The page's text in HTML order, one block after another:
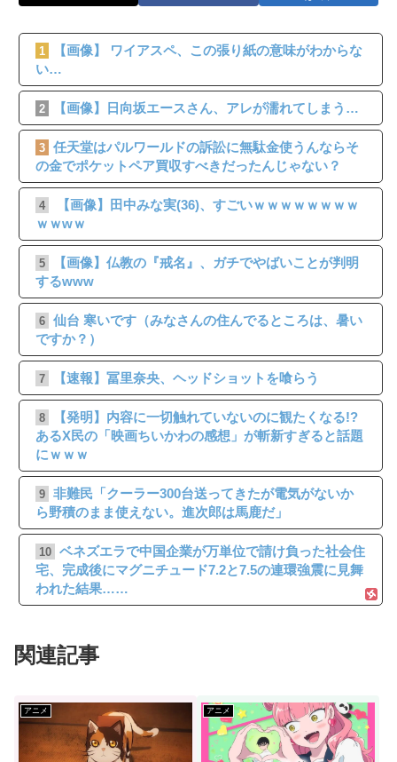
1
【画像】 ワイアスペ、この張り紙の意味がわからな
い…
2 【画像】日向坂エースさん、アレが濡れてしまう…
3 任天堂はパルワールドの訴訟に無駄金使うんならそ
の金でポケットペア買収すべきだったんじゃない？
4
【画像】田中みな実(36)、すごいｗｗｗｗｗｗｗｗ
ｗｗwｗ
5
【画像】仏教の『戒名』、ガチでやばいことが判明
するwww
6 仙台 寒いです（みなさんの住んでるところは、暑い
ですか？）
7 【速報】冨里奈央、ヘッドショットを喰らう
8
【発明】内容に一切触れていないのに観たくなる!?
あるX民の「映画ちいかわの感想」が斬新すぎると話題
にｗｗｗ
9 非難民「クーラー300台送ってきたが電気がないか
ら野積のまま使えない。進次郎は馬鹿だ」
10 ベネズエラで中国企業が万単位で請け負った社会住
宅、完成後にマグニチュード7.2と7.5の連環強震に見舞
われた結果……
関連記事
アニメ アニメ